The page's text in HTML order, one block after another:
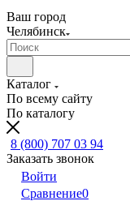
Ваш город
Челябинск
Каталог
По всему сайту
По каталогу
8 (800) 707 03 94
Заказать звонок
Войти
Сравнение0